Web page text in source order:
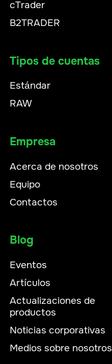
cTrader
B2TRADER
Tipos de cuentas
Estándar
RAW
Empresa
Acerca de nosotros
Equipo
Contactos
Blog
Eventos
Artículos
Actualizaciones de
productos
Noticias corporativas
Medios sobre nosotros